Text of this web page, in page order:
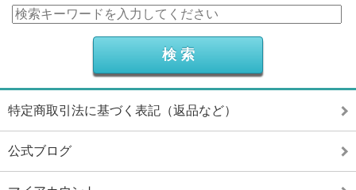
特定商取引法に基づく表記（返品など）
公式ブログ